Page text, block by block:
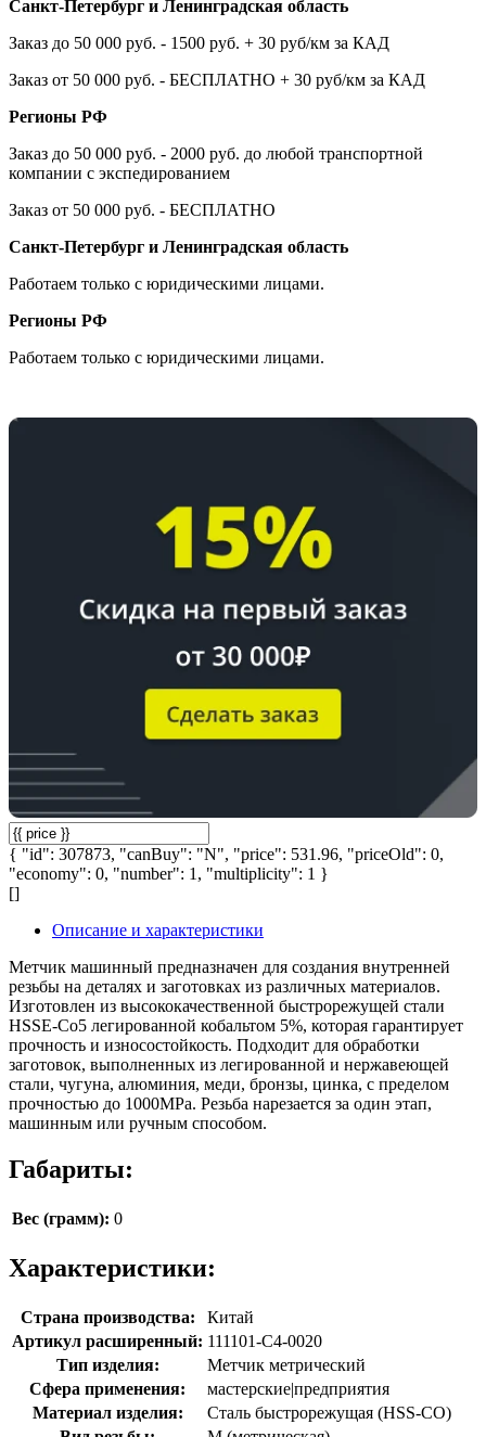
Санкт-Петербург и Ленинградская область
Заказ до 50 000 руб. - 1500 руб. + 30 руб/км за КАД
Заказ от 50 000 руб. - БЕСПЛАТНО + 30 руб/км за КАД
Регионы РФ
Заказ до 50 000 руб. - 2000 руб. до любой транспортной
компании с экспедированием
Заказ от 50 000 руб. - БЕСПЛАТНО
Санкт-Петербург и Ленинградская область
Работаем только с юридическими лицами.
Регионы РФ
Работаем только с юридическими лицами.
{ "id": 307873, "canBuy": "N", "price": 531.96, "priceOld": 0,
"economy": 0, "number": 1, "multiplicity": 1 }
[]
Описание и характеристики
Метчик машинный предназначен для создания внутренней
резьбы на деталях и заготовках из различных материалов.
Изготовлен из высококачественной быстрорежущей стали
HSSE-Co5 легированной кобальтом 5%, которая гарантирует
прочность и износостойкость. Подходит для обработки
заготовок, выполненных из легированной и нержавеющей
стали, чугуна, алюминия, меди, бронзы, цинка, с пределом
прочностью до 1000MPa. Резьба нарезается за один этап,
машинным или ручным способом.
Габариты:
Вес (грамм): 0
Характеристики:
Страна производства:
Китай
Артикул расширенный: 111101-C4-0020
Тип изделия:
Метчик метрический
Сфера применения:
мастерские|предприятия
Материал изделия:
Сталь быстрорежущая (HSS-CO)